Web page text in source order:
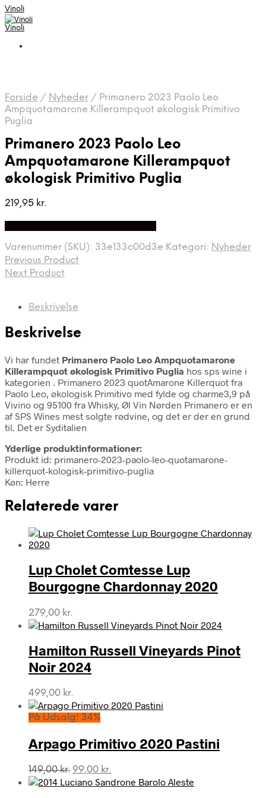
Vinoli
Vinoli
Forside / Nyheder / Primanero 2023 Paolo Leo
Ampquotamarone Killerampquot økologisk Primitivo
Puglia
Primanero 2023 Paolo Leo
Ampquotamarone Killerampquot
økologisk Primitivo Puglia
219,95 kr.
Varenummer (SKU): 33e133c00d3e Kategori: Nyheder
Previous Product
Next Product
Beskrivelse
Beskrivelse
Vi har fundet Primanero Paolo Leo Ampquotamarone
Killerampquot økologisk Primitivo Puglia hos sps wine i
kategorien . Primanero 2023 quotAmarone Killerquot fra
Paolo Leo, økologisk Primitivo med fylde og charme3,9 på
Vivino og 95100 fra Whisky, Øl Vin Nørden Primanero er en
af SPS Wines mest solgte rødvine, og det er der en grund
til. Det er Syditalien
Yderlige produktinformationer:
Produkt id: primanero-2023-paolo-leo-quotamarone-
killerquot-kologisk-primitivo-puglia
Køn: Herre
Relaterede varer
Lup Cholet Comtesse Lup
Bourgogne Chardonnay 2020
279,00 kr.
Hamilton Russell Vineyards Pinot
Noir 2024
499,00 kr.
På Udsalg! 34%
Arpago Primitivo 2020 Pastini
149,00kr. Den
oprindelige
99,00 kr.
aktuelle